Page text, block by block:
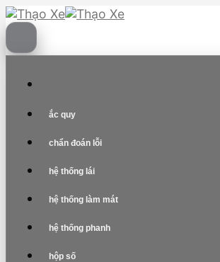
Skip
to
content
ắc quy
chẩn đoán lỗi
hệ thống lái
hệ thống làm mát
hệ thống phanh
hộp số